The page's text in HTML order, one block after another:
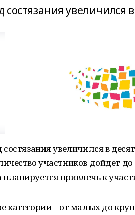
увеличился
увеличился в
участников дойдет
привлечь к
категории – от малых до